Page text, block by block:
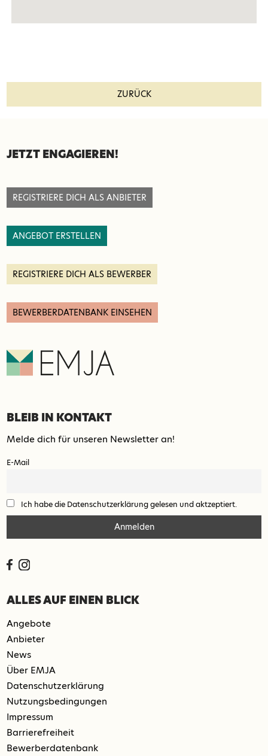
ZURÜCK
SEITENFUSS
BLEIB IN KONTAKT
Melde dich für unseren Newsletter an!
E-Mail
Ich habe die Datenschutzerklärung gelesen und aktzeptiert.
ALLES AUF EINEN BLICK
Angebote
Anbieter
News
Über EMJA
Datenschutzerklärung
Nutzungsbedingungen
Impressum
Barrierefreiheit
Bewerberdatenbank
JETZT ENGAGIEREN!
REGISTRIERE DICH ALS ANBIETER
ANGEBOT ERSTELLEN
REGISTRIERE DICH ALS BEWERBER
BEWERBERDATENBANK EINSEHEN